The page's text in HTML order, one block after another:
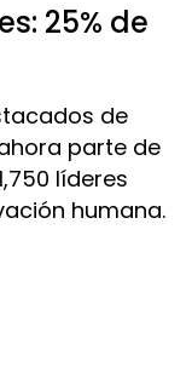
25% de
de
parte de
líderes
humana.